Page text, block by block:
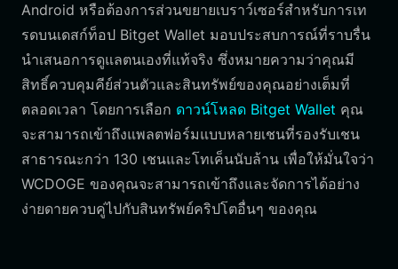
Android หรือต้องการส่วนขยายเบราว์เซอร์สำหรับการเท
รดบนเดสก์ท็อป Bitget Wallet มอบประสบการณ์ที่ราบรื่น
นำเสนอการดูแลตนเองที่แท้จริง ซึ่งหมายความว่าคุณมี
สิทธิ์ควบคุมคีย์ส่วนตัวและสินทรัพย์ของคุณอย่างเต็มที่
ตลอดเวลา โดยการเลือก ดาวน์โหลด Bitget Wallet คุณ
จะสามารถเข้าถึงแพลตฟอร์มแบบหลายเชนที่รองรับเชน
สาธารณะกว่า 130 เชนและโทเค็นนับล้าน เพื่อให้มั่นใจว่า
WCDOGE ของคุณจะสามารถเข้าถึงและจัดการได้อย่าง
ง่ายดายควบคู่ไปกับสินทรัพย์คริปโตอื่นๆ ของคุณ